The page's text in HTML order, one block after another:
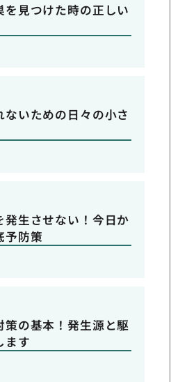
を見つけた時の正しい
ないための日々の小さ
発生させない！今日か
予防策
策の基本！発生源と駆
ます